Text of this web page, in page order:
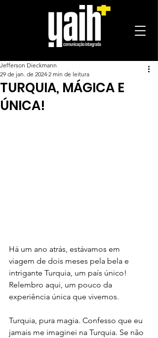
TURQUIA, MÁGICA E
ÚNICA!
Jefferson Dieckmann
29 de jan. de 2024 2 min de leitura
Há um ano atrás, estávamos em
viagem de dois meses pela bela e
intrigante Turquia, um país único!
Relembro aqui, um pouco da
experiência única que vivemos.
Turquia, pura magia. Confesso que eu
jamais me imaginei na Turquia. Se não